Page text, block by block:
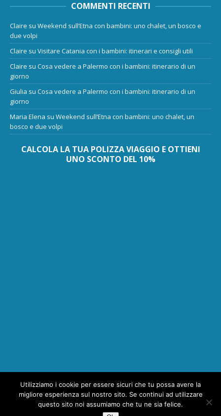
COMMENTI RECENTI
Claire su Weekend sull’Etna con bambini: uno chalet, un bosco e
due volpi
Claire su Visitare Catania con i bambini: itinerari e consigli utili
Claire su Cosa vedere a Palermo con i bambini: itinerario di un
giorno
Giulia su Cosa vedere a Palermo con i bambini: itinerario di un
giorno
Maria Elena su Weekend sull’Etna con bambini: uno chalet, un
bosco e due volpi
CALCOLA LA TUA POLIZZA VIAGGIO E OTTIENI
UNO SCONTO DEL 10%
Utilizziamo i cookie per essere sicuri che tu possa avere la
migliore esperienza sul nostro sito. Se continui ad utilizzare
questo sito noi assumiamo che tu ne sia felice.